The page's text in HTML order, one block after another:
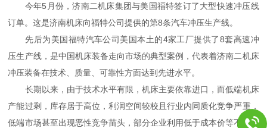
今年5月份，济南二机床集团与美国福特签订了大型快速冲压线
订单。这是济南机床向福特公司提供的第8条汽车冲压生产线。
先后为美国福特汽车公司美国本土的4家工厂提供了8套高速冲
压生产线，是中国机床装备走向市场的典型案例，代表着济南二机床
冲压装备在技术、质量、可靠性方面达到先进水平。
长期以来，由于技术水平有限，机床主要依靠进口，而低端机床
产能过剩，库存居于高位，利润空间较校且行业内同质化竞争严重，
低端市场甚至出现恶性竞争苗头，部分企业利用低于成本价等不正当